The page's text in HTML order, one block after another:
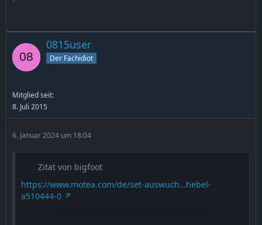
0815user
Der Fachidiot
Mitglied seit:
8. Juli 2015
6. Januar 2024 um 18:04
Zitat von bigfoot
https://www.motea.com/de/set-auswuch…hebel-
a510444-0